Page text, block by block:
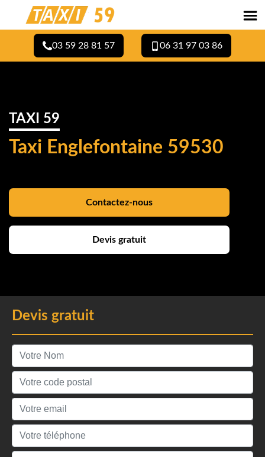
03 59 28 81 57 06 31 97 03 86
TAXI 59
Taxi Englefontaine 59530
Contactez-nous
Devis gratuit
Devis gratuit